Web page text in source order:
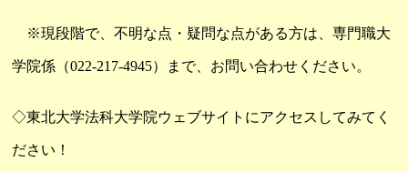
※現段階で、不明な点・疑問な点がある方は、専門職大
学院係（022-217-4945）まで、お問い合わせください。
◇東北大学法科大学院ウェブサイトにアクセスしてみてく
ださい！